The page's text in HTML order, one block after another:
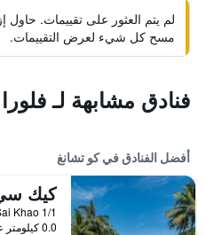
لم يتم العثور على تقييمات. حاول
مسح كل شيء لعرض التقييمات.
فنادق مشابهة لـ
أفضل الفنادق في كو تشانغ
0.0 كيلومتر عن وسط المدينة